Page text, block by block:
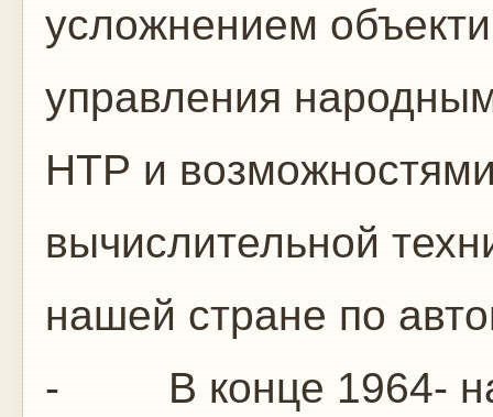
усложнением
управления
НТР и
вычислительной
нашей стране по
- В конце 1964-